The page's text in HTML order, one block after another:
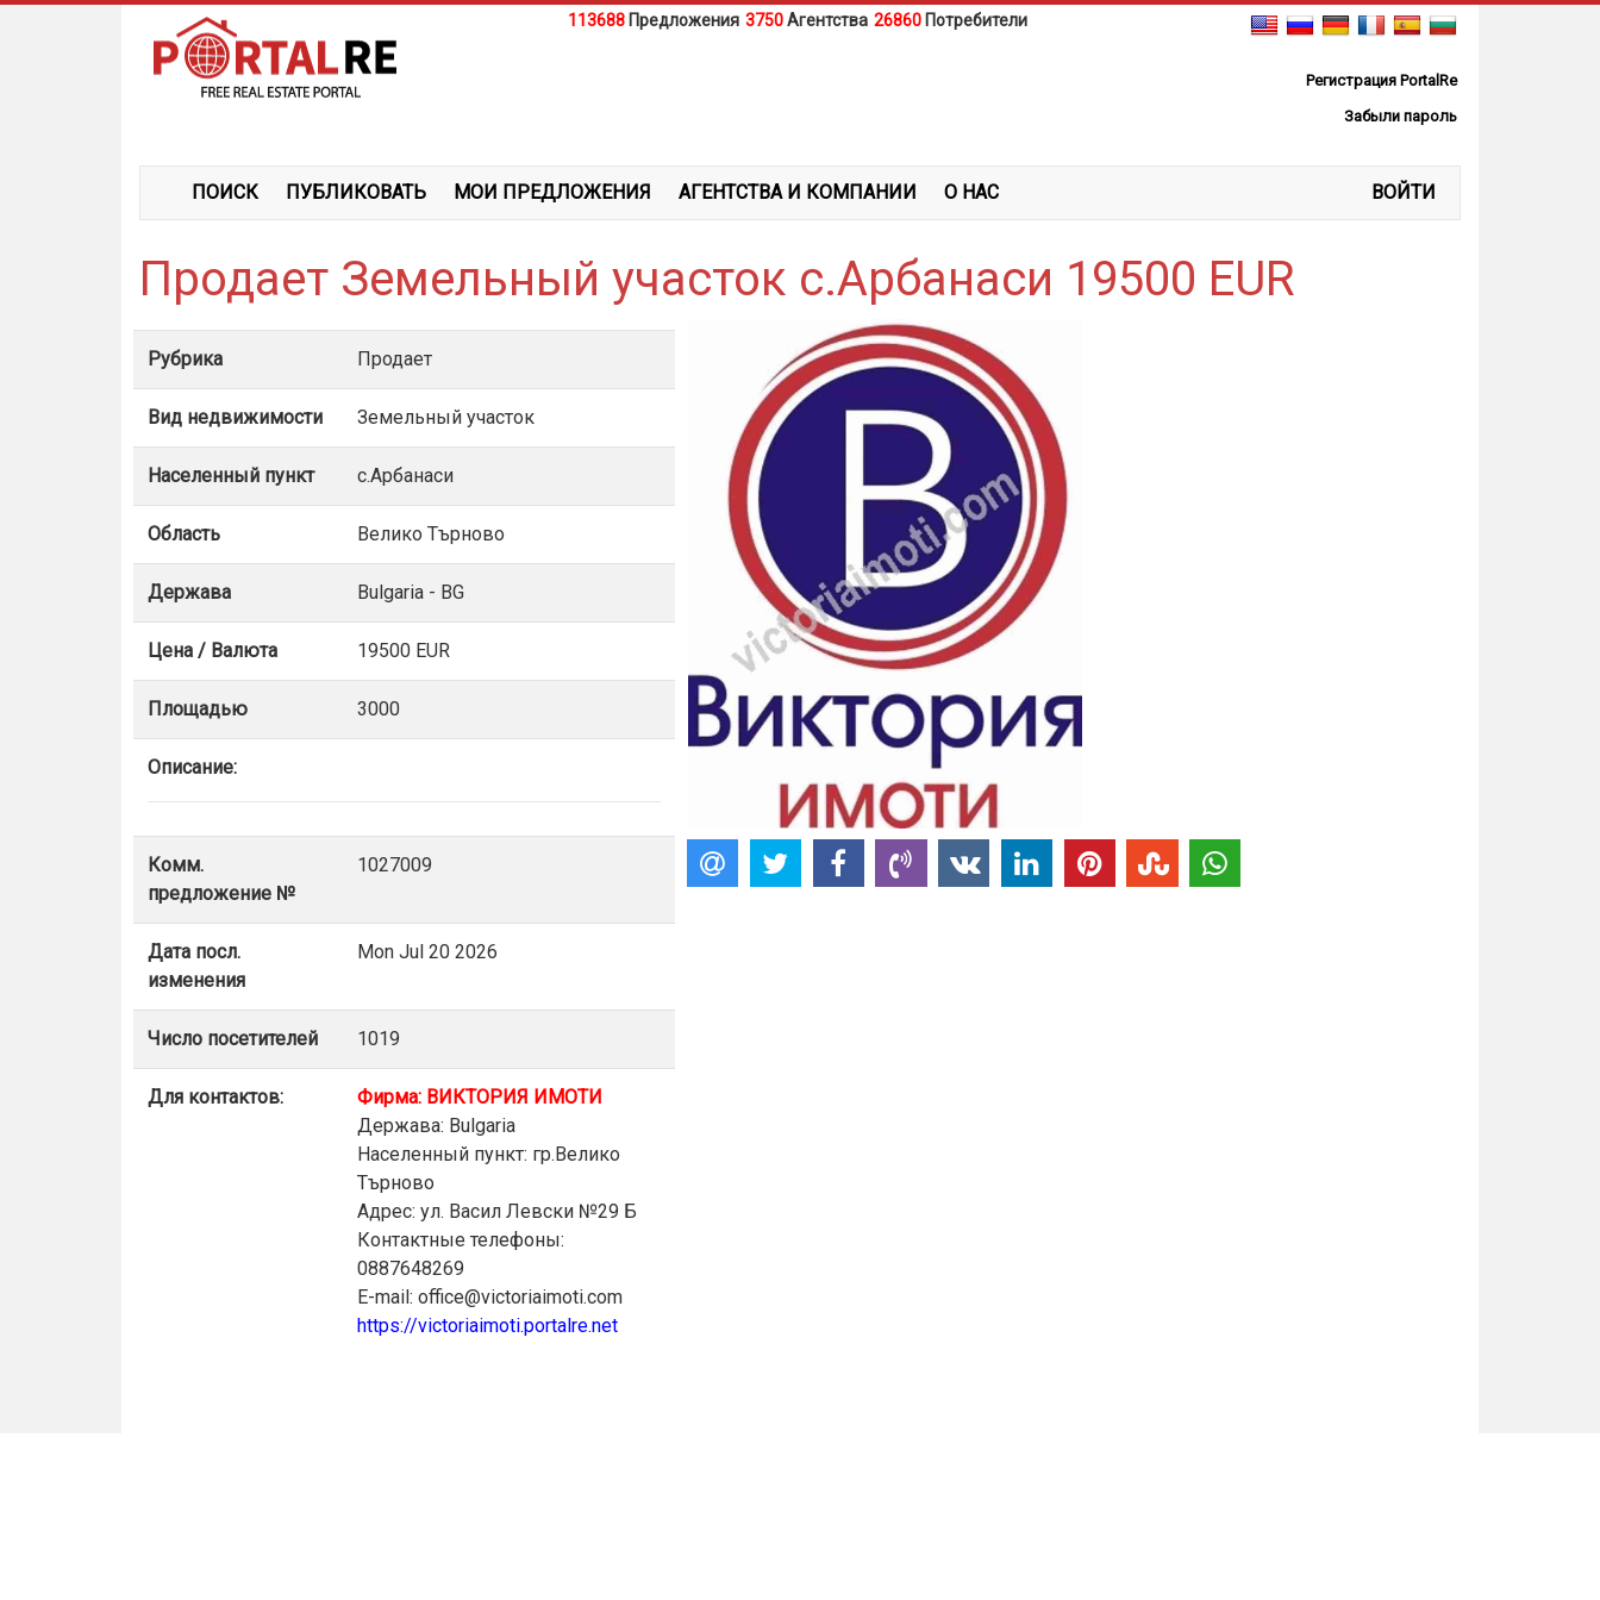
113688 Предложения 3750Агентства 26860 Потребители
Регистрация PortalRe
Забыли пароль
ПОИСК ПУБЛИКОВАТЬ МОИ ПРЕДЛОЖЕНИЯ АГЕНТСТВА И КОМПАНИИ О НАС ВОЙТИ
Продает Земельный участок с.Арбанаси 19500 EUR
Рубрика Продает
Вид недвижимости Земельный участок
Населенный пункт с.Арбанаси
Область Велико Търново
Держава Bulgaria - BG
Цена / Валюта 19500 EUR
Площадью 3000
Описание:
Комм.
предложение №
1027009
Дата посл.
изменения
Mon Jul 20 2026
Число посетителей 1019
Для контактов:
Фирма: ВИКТОРИЯ ИМОТИ
Держава: Bulgaria
Населенный пункт: гр.Велико
Търново
Адрес: ул. Васил Левски №29 Б
Контактные телефоны:
0887648269
E-mail: office@victoriaimoti.com
https://victoriaimoti.portalre.net